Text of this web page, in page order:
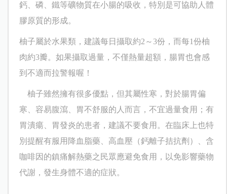
鈣、磷、鐵等礦物質在小腸的吸收，特別是可協助人體
膠原質的形成。
柚子屬於水果類，建議每日攝取約2～3份，而每1份柚
肉約3瓣。如果攝取過量，不僅熱量超額，腸胃也會感
到不適而拉警報喔！
柚子雖然擁有很多優點，但其屬性寒，對於腸胃偏
寒、容易腹瀉、胃不舒服的人而言，不宜過量食用；有
胃潰瘍、胃發炎的患者，建議不要食用。在臨床上也特
別提醒有服用降血脂藥、高血壓（鈣離子拮抗劑）、含
咖啡因的鎮痛解熱藥之民眾應避免食用，以免影響藥物
代謝，發生身體不適的症狀。